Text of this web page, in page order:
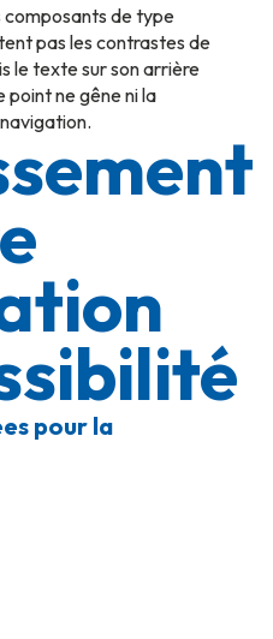
de type
pas les contrastes de
le texte sur son arrière
point ne gêne ni la
pour la